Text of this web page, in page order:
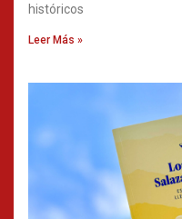
históricos
Leer Más »